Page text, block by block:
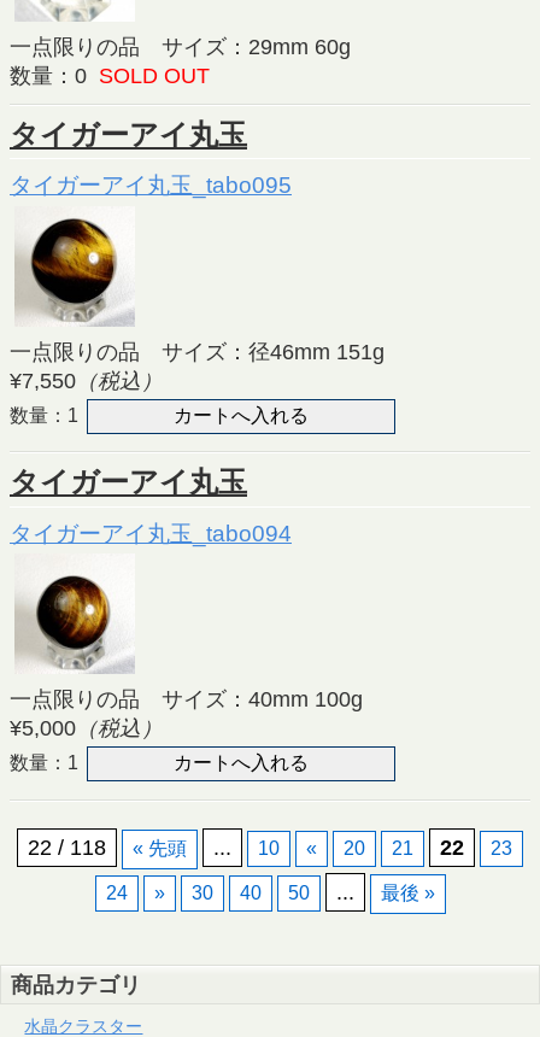
一点限りの品 サイズ：29mm 60g
数量：0 SOLD OUT
タイガーアイ丸玉
タイガーアイ丸玉_tabo095
一点限りの品 サイズ：径46mm 151g
¥7,550 （税込）
数量：1
タイガーアイ丸玉
タイガーアイ丸玉_tabo094
一点限りの品 サイズ：40mm 100g
¥5,000 （税込）
数量：1
22 / 118 « 先頭 ... 10 « 20 21 22 23
24 » 30 40 50 ... 最後 »
商品カテゴリ
水晶クラスター